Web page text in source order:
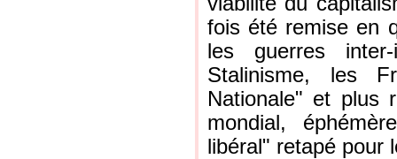
fois été remise en
les guerres
Stalinisme, les
Nationale" et plus
mondial,
libéral" retapé pour